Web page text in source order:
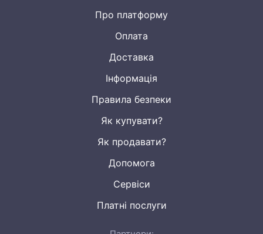
Про платформу
Оплата
Доставка
Інформація
Правила безпеки
Як купувати?
Як продавати?
Допомога
Сервіси
Платні послуги